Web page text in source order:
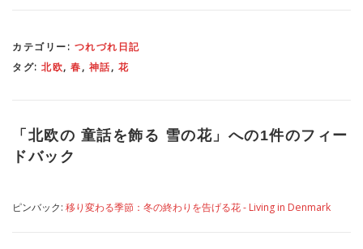
カテゴリー: つれづれ日記
タグ: 北欧, 春, 神話, 花
「 北欧の 童話を飾る 雪の花 」への1件のフィー
ドバック
ピンバック: 移り変わる季節：冬の終わりを告げる花 - Living in Denmark